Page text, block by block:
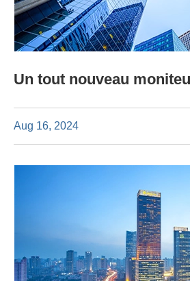
Un tout nouveau
Aug 16, 2024